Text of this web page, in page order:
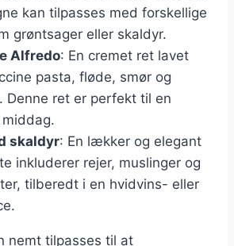
kan tilpasses med forskellige
grøntsager eller skaldyr.
Alfredo: En cremet ret lavet
pasta, fløde, smør og
Denne ret er perfekt til en
skaldyr: En lækker og elegant
inkluderer rejer, muslinger og
tilberedt i en hvidvins- eller
nemt tilpasses til at